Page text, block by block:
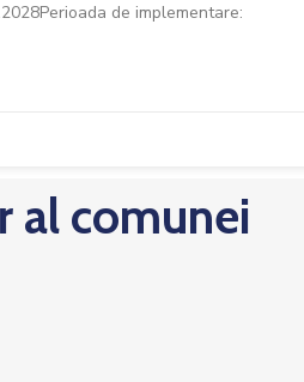
de implementare:
al comunei